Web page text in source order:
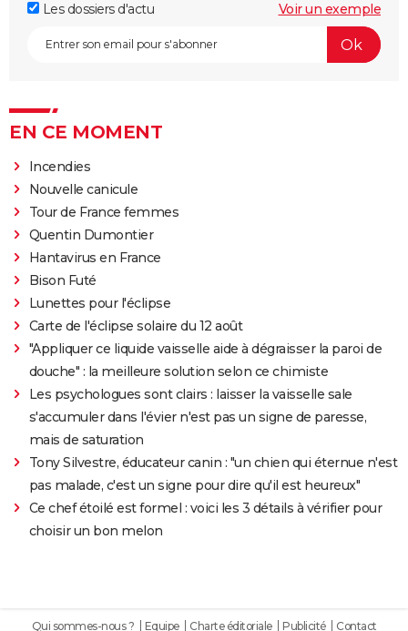
Les dossiers d'actu
Voir un exemple
EN CE MOMENT
Incendies
Nouvelle canicule
Tour de France femmes
Quentin Dumontier
Hantavirus en France
Bison Futé
Lunettes pour l'éclipse
Carte de l'éclipse solaire du 12 août
"Appliquer ce liquide vaisselle aide à dégraisser la paroi de
douche" : la meilleure solution selon ce chimiste
Les psychologues sont clairs : laisser la vaisselle sale
s'accumuler dans l'évier n'est pas un signe de paresse,
mais de saturation
Tony Silvestre, éducateur canin : "un chien qui éternue n'est
pas malade, c'est un signe pour dire qu'il est heureux"
Ce chef étoilé est formel : voici les 3 détails à vérifier pour
choisir un bon melon
Qui sommes-nous ? Equipe Charte éditoriale Publicité Contact